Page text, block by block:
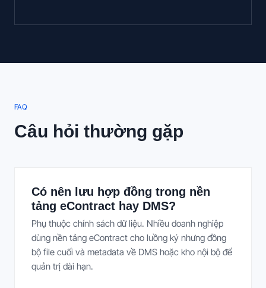
FAQ
Câu hỏi thường gặp
Có nên lưu hợp đồng trong nền
tảng eContract hay DMS?
Phụ thuộc chính sách dữ liệu. Nhiều doanh nghiệp
dùng nền tảng eContract cho luồng ký nhưng đồng
bộ file cuối và metadata về DMS hoặc kho nội bộ để
quản trị dài hạn.